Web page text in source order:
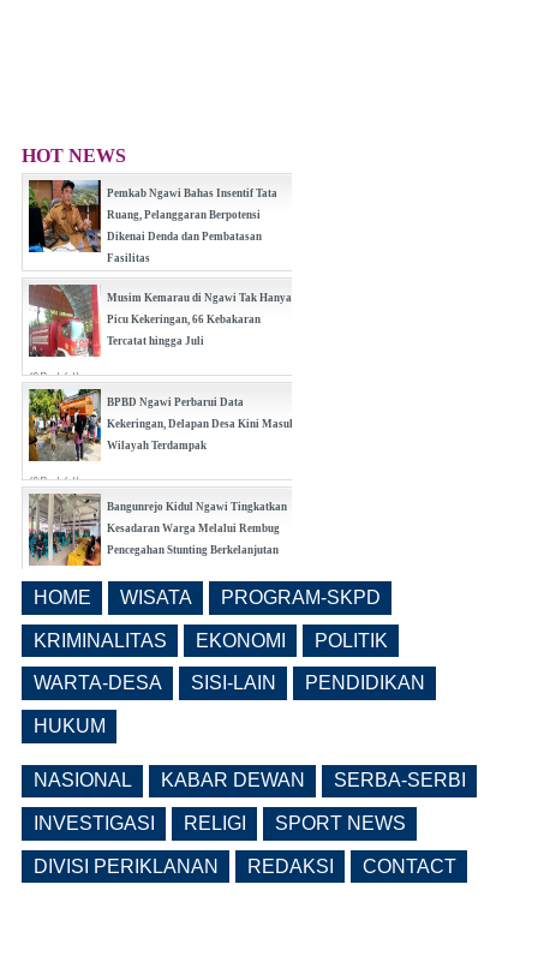
HOT NEWS
Pemkab Ngawi Bahas Insentif Tata
Ruang, Pelanggaran Berpotensi
Dikenai Denda dan Pembatasan
Fasilitas
(0 Reply(s))
Musim Kemarau di Ngawi Tak Hanya
Picu Kekeringan, 66 Kebakaran
Tercatat hingga Juli
(0 Reply(s))
BPBD Ngawi Perbarui Data
Kekeringan, Delapan Desa Kini Masuk
Wilayah Terdampak
(0 Reply(s))
Bangunrejo Kidul Ngawi Tingkatkan
Kesadaran Warga Melalui Rembug
Pencegahan Stunting Berkelanjutan
Ngawi Fokus di Eks Rumdin Wakil
Bupati
(0 Reply(s))
HOME WISATA PROGRAM-SKPD
KRIMINALITAS EKONOMI POLITIK
WARTA-DESA SISI-LAIN PENDIDIKAN
HUKUM
NASIONAL KABAR DEWAN SERBA-SERBI
INVESTIGASI RELIGI SPORT NEWS
DIVISI PERIKLANAN REDAKSI CONTACT